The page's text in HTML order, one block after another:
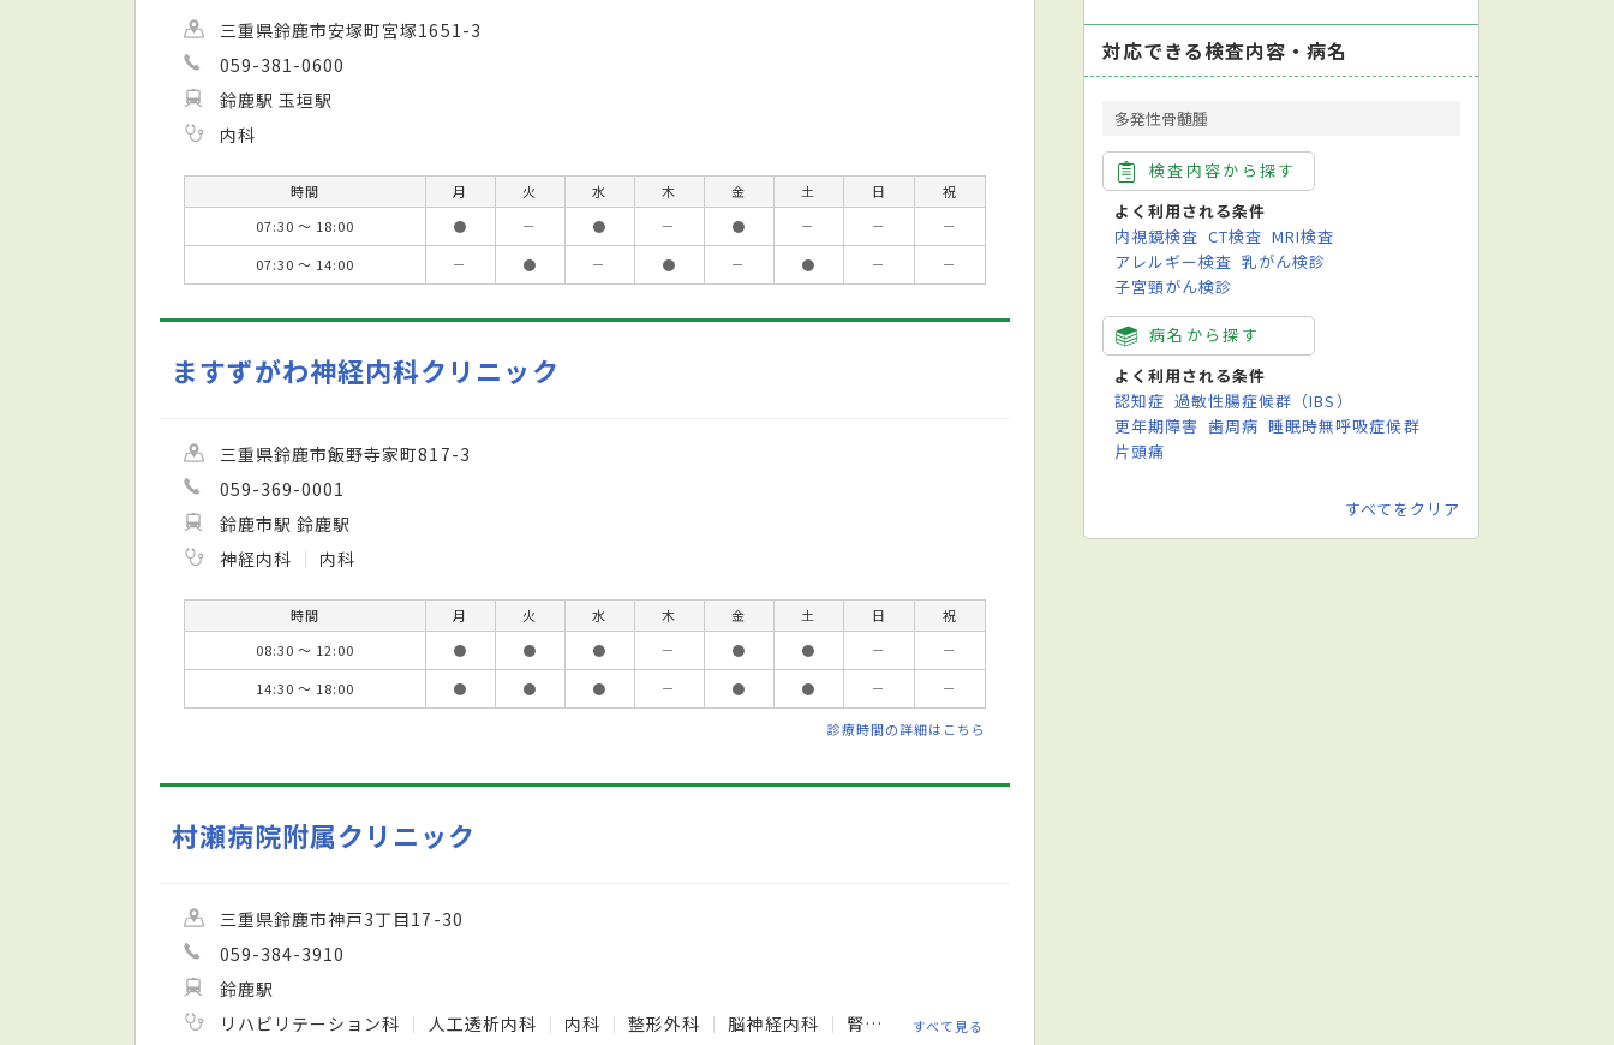
三重県鈴鹿市安塚町宮塚1651-3
059-381-0600
鈴鹿駅 玉垣駅
内科
時間 月 火 水 木 金 土 日
祝
07:30 ～ 18:00
● － ● － ● － －
－
07:30 ～ 14:00
－ ● － ● － ● － －
ますずがわ神経内科クリニック
三重県鈴鹿市飯野寺家町817-3
059-369-0001
鈴鹿市駅 鈴鹿駅
神経内科
内科
時間 月 火 水 木 金 土 日
祝
08:30 ～ 12:00
● ● ● － ● ● －
－
14:30 ～ 18:00
● ● ● － ● ● － －
診療時間の詳細はこちら
村瀬病院附属クリニック
三重県鈴鹿市神戸3丁目17-30
059-384-3910
鈴鹿駅
リハビリテーション科
人工透析内科 内科 整形外科 脳神経内科 腎臓内科 すべて見る
対応できる検査内容・病名
多発性骨髄腫
検査内容から探す
よく利用される条件
内視鏡検査 CT検査 MRI検査
アレルギー検査 乳がん検診
子宮頸がん検診
病名から探す
よく利用される条件
認知症 過敏性腸症候群（IBS）
更年期障害 歯周病 睡眠時無呼吸症候群
片頭痛
すべてをクリア